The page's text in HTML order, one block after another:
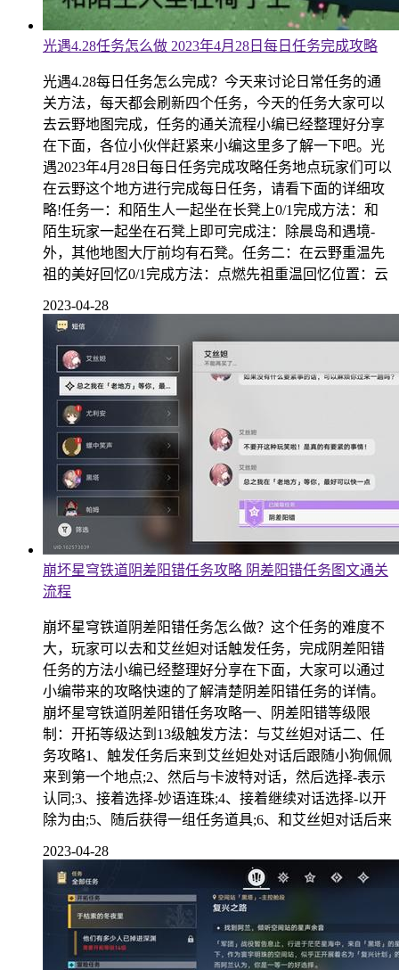
光遇4.28任务怎么做 2023年4月28日每日任务完成攻略
光遇4.28每日任务怎么完成？今天来讨论日常任务的通
关方法，每天都会刷新四个任务，今天的任务大家可以
去云野地图完成，任务的通关流程小编已经整理好分享
在下面，各位小伙伴赶紧来小编这里多了解一下吧。光
遇2023年4月28日每日任务完成攻略任务地点玩家们可以
在云野这个地方进行完成每日任务，请看下面的详细攻
略!任务一：和陌生人一起坐在长凳上0/1完成方法：和
陌生玩家一起坐在石凳上即可完成注：除晨岛和遇境-
外，其他地图大厅前均有石凳。任务二：在云野重温先
祖的美好回忆0/1完成方法：点燃先祖重温回忆位置：云
2023-04-28
崩坏星穹铁道阴差阳错任务攻略 阴差阳错任务图文通关
流程
崩坏星穹铁道阴差阳错任务怎么做？这个任务的难度不
大，玩家可以去和艾丝妲对话触发任务，完成阴差阳错
任务的方法小编已经整理好分享在下面，大家可以通过
小编带来的攻略快速的了解清楚阴差阳错任务的详情。
崩坏星穹铁道阴差阳错任务攻略一、阴差阳错等级限
制：开拓等级达到13级触发方法：与艾丝妲对话二、任
务攻略1、触发任务后来到艾丝妲处对话后跟随小狗佩佩
来到第一个地点;2、然后与卡波特对话，然后选择-表示
认同;3、接着选择-妙语连珠;4、接着继续对话选择-以开
除为由;5、随后获得一组任务道具;6、和艾丝妲对话后来
2023-04-28